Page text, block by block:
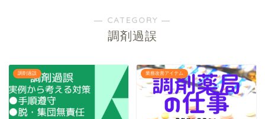
― CATEGORY ―
調剤過誤
調剤過誤 業務改善アイテム